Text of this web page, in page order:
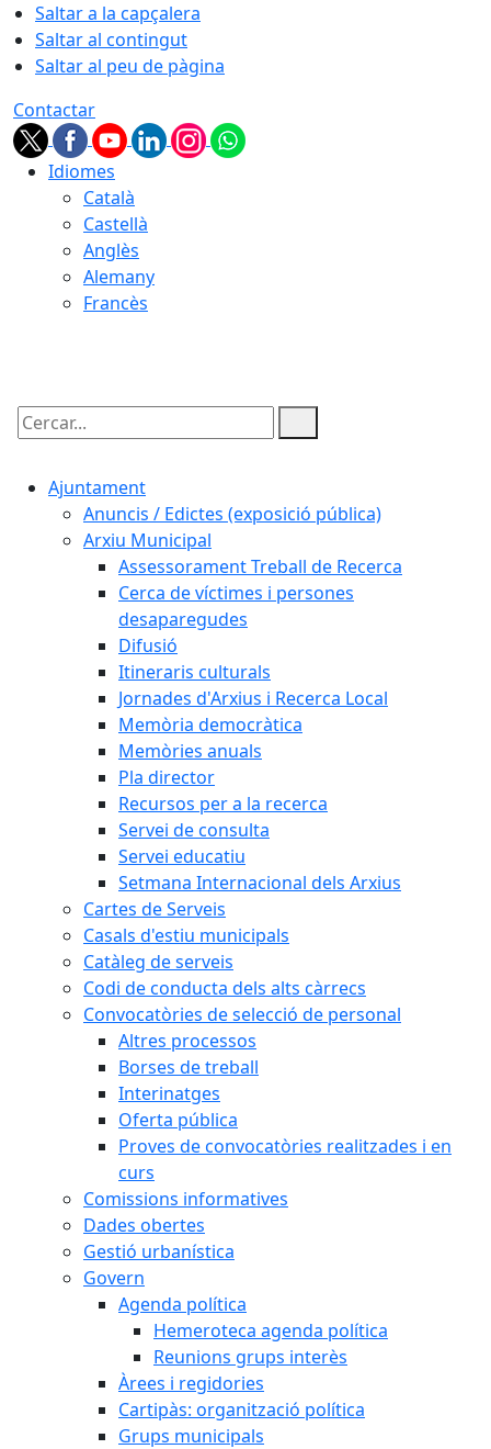
Saltar a la capçalera
Saltar al contingut
Saltar al peu de pàgina
Contactar
Idiomes
Català
Castellà
Anglès
Alemany
Francès
Cercar:
Ajuntament
Anuncis / Edictes (exposició pública)
Arxiu Municipal
Assessorament Treball de Recerca
Cerca de víctimes i persones
desaparegudes
Difusió
Itineraris culturals
Jornades d'Arxius i Recerca Local
Memòria democràtica
Memòries anuals
Pla director
Recursos per a la recerca
Servei de consulta
Servei educatiu
Setmana Internacional dels Arxius
Cartes de Serveis
Casals d'estiu municipals
Catàleg de serveis
Codi de conducta dels alts càrrecs
Convocatòries de selecció de personal
Altres processos
Borses de treball
Interinatges
Oferta pública
Proves de convocatòries realitzades i en
curs
Comissions informatives
Dades obertes
Gestió urbanística
Govern
Agenda política
Hemeroteca agenda política
Reunions grups interès
Àrees i regidories
Cartipàs: organització política
Grups municipals